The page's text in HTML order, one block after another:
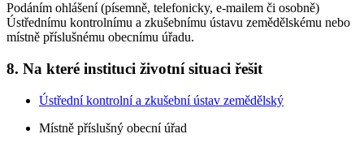
Podáním ohlášení (písemně, telefonicky, e-mailem či osobně)
Ústřednímu kontrolnímu a zkušebnímu ústavu zemědělskému nebo
místně příslušnému obecnímu úřadu.
8. Na které instituci životní situaci řešit
Ústřední kontrolní a zkušební ústav zemědělský
Místně příslušný obecní úřad